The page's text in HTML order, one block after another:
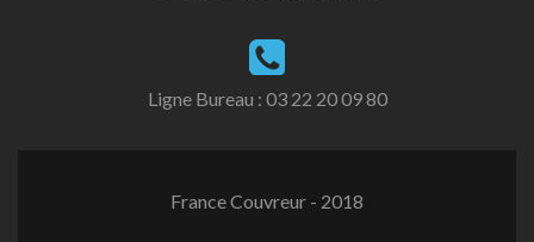
Ligne Bureau : 03 22 20 09 80
France Couvreur - 2018